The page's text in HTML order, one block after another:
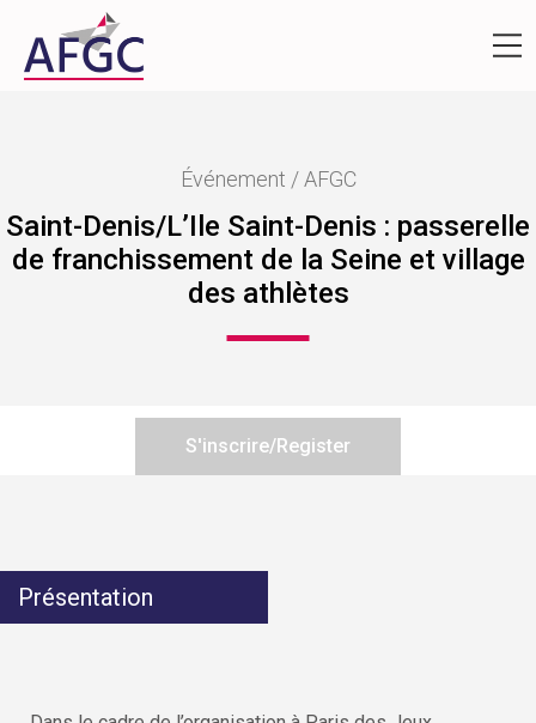
Événement / AFGC
Saint-Denis/L’Ile Saint-Denis : passerelle
de franchissement de la Seine et village
des athlètes
S'inscrire/Register
Présentation